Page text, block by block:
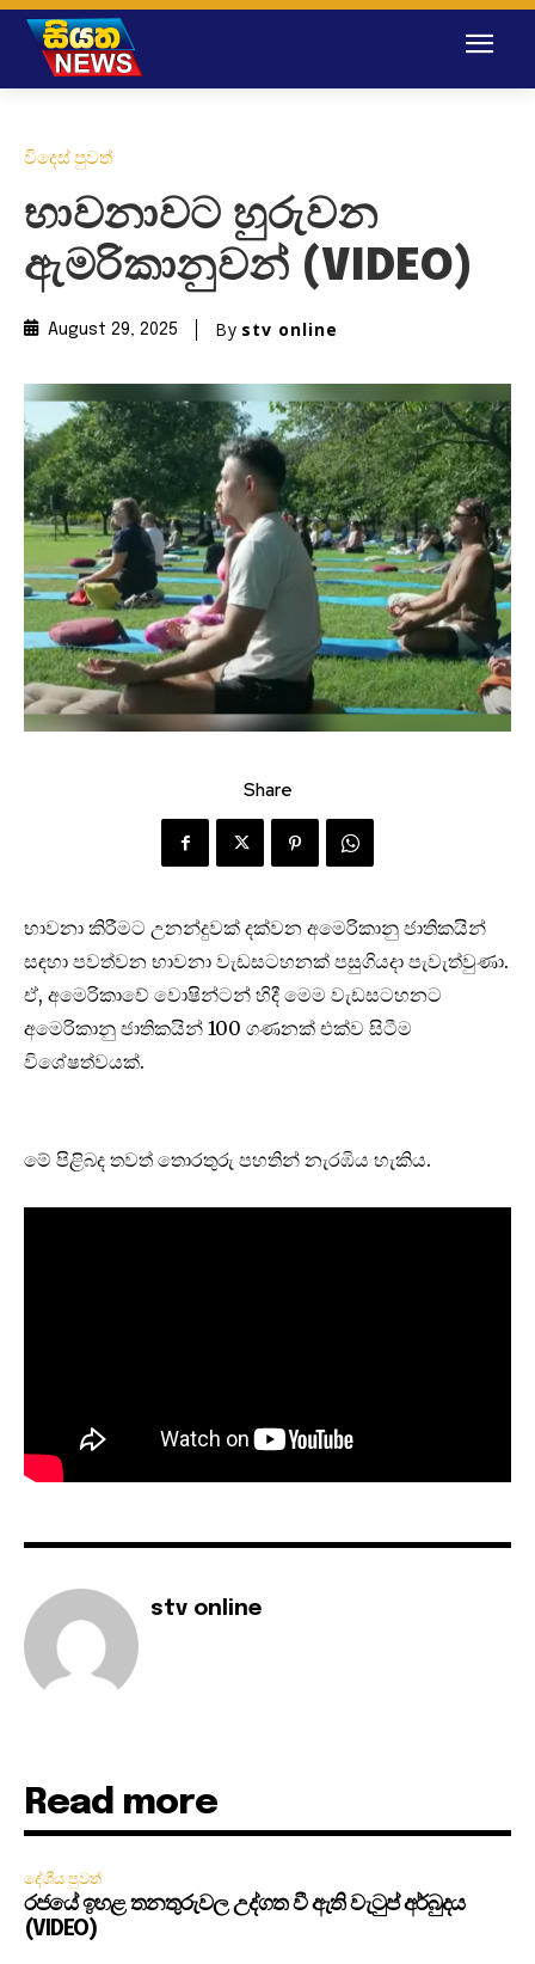
විදෙස් පුවත්
භාවනාවට හුරුවන
ඇමරිකානුවන් (VIDEO)
August 29, 2025 By stv online
Share
භාවනා කිරීමට උනන්දුවක් දක්වන අමෙරිකානු ජාතිකයින්
සඳහා පවත්වන භාවනා වැඩසටහනක් පසුගියදා පැවැත්වුණා.
ඒ, අමෙරිකාවේ වොෂින්ටන් හිදී මෙම වැඩසටහනට
අමෙරිකානු ජාතිකයින් 100 ගණනක් එක්ව සිටීම
විශේෂත්වයක්.
මේ පිළිබද තවත් තොරතුරු පහතින් නැරඹිය හැකිය.
stv online
Read more
දේශීය පුවත්
රජයේ ඉහළ තනතුරුවල උද්ගත වී ඇති වැටුප් අර්බුදය
(VIDEO)